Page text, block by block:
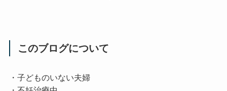
このブログについて
・子どものいない夫婦